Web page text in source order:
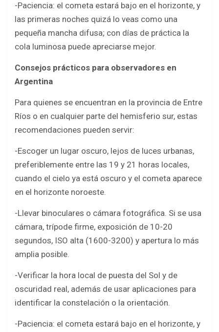
-Paciencia: el cometa estará bajo en el horizonte, y
las primeras noches quizá lo veas como una
pequeña mancha difusa; con días de práctica la
cola luminosa puede apreciarse mejor.
Consejos prácticos para observadores en
Argentina
Para quienes se encuentran en la provincia de Entre
Ríos o en cualquier parte del hemisferio sur, estas
recomendaciones pueden servir:
-Escoger un lugar oscuro, lejos de luces urbanas,
preferiblemente entre las 19 y 21 horas locales,
cuando el cielo ya está oscuro y el cometa aparece
en el horizonte noroeste.
-Llevar binoculares o cámara fotográfica. Si se usa
cámara, trípode firme, exposición de 10-20
segundos, ISO alta (1600-3200) y apertura lo más
amplia posible.
-Verificar la hora local de puesta del Sol y de
oscuridad real, además de usar aplicaciones para
identificar la constelación o la orientación.
-Paciencia: el cometa estará bajo en el horizonte, y